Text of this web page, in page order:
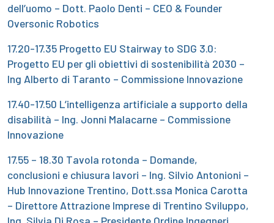
dell’uomo – Dott. Paolo Denti – CEO & Founder
Oversonic Robotics
17.20-17.35 Progetto EU Stairway to SDG 3.0:
Progetto EU per gli obiettivi di sostenibilità 2030 –
Ing Alberto di Taranto – Commissione Innovazione
17.40-17.50 L’intelligenza artificiale a supporto della
disabilità – Ing. Jonni Malacarne – Commissione
Innovazione
17.55 – 18.30 Tavola rotonda – Domande,
conclusioni e chiusura lavori – Ing. Silvio Antonioni –
Hub Innovazione Trentino, Dott.ssa Monica Carotta
– Direttore Attrazione Imprese di Trentino Sviluppo,